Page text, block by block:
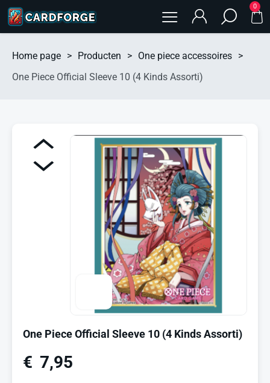
0
Home page > Producten > One piece accessoires >
One Piece Official Sleeve 10 (4 Kinds Assorti)
One Piece Official Sleeve 10 (4 Kinds Assorti)
€ 7,95